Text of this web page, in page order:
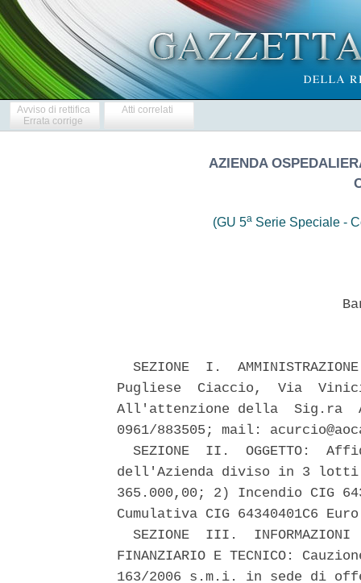
Avviso di rettifica
Errata corrige
Atti correlati
AZIENDA
(GU 5aSerie Speciale -
SEZIONE  I.
Pugliese  Ciaccio,  Via
All'attenzione della  Sig.ra
0961/883505; mail:
SEZIONE  II.  OGGETTO:
dell'Azienda diviso in 3 lotti:
365.000,00; 2) Incendio CIG
Cumulativa CIG 64340401C6
SEZIONE  III.  INFORMAZIONI
FINANZIARIO E TECNICO:
163/2006 s.m.i. in sede di